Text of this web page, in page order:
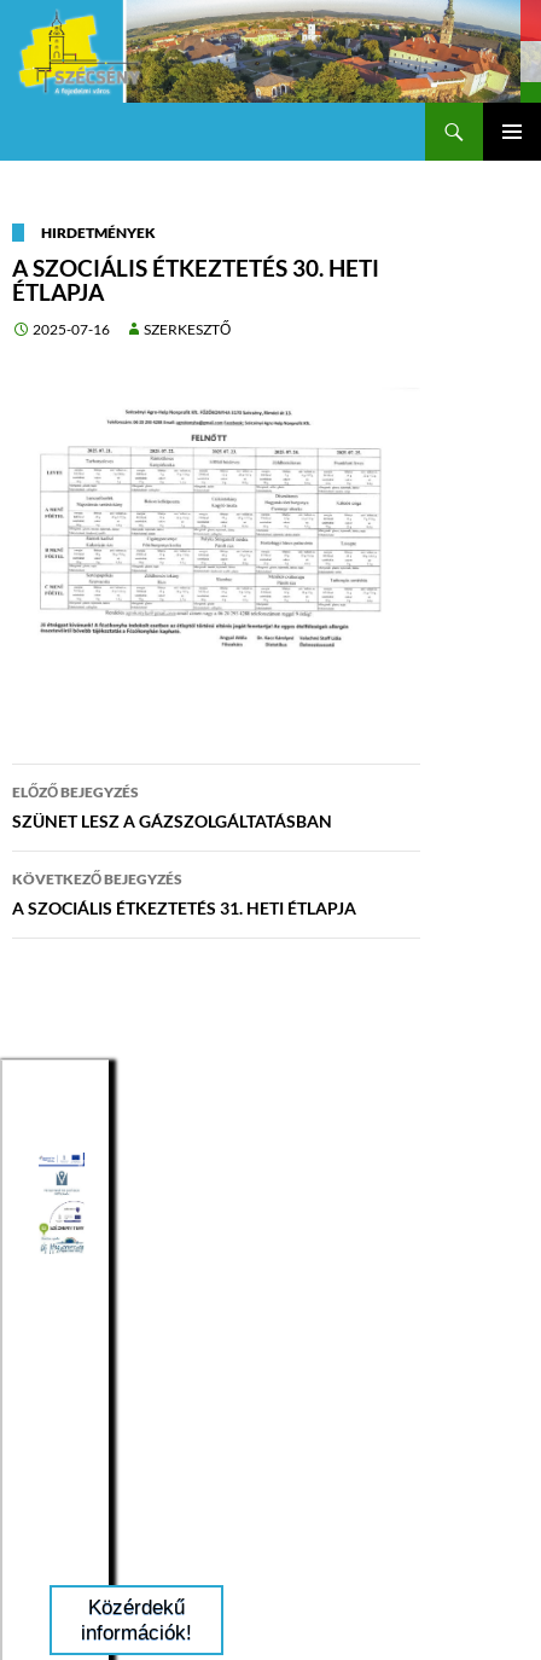
HIRDETMÉNYEK
A SZOCIÁLIS ÉTKEZTETÉS 30. HETI
ÉTLAPJA
2025-07-16 SZERKESZTŐ
Bejegyzés
navigáció
ELŐZŐ BEJEGYZÉS
SZÜNET LESZ A GÁZSZOLGÁLTATÁSBAN
KÖVETKEZŐ BEJEGYZÉS
A SZOCIÁLIS ÉTKEZTETÉS 31. HETI ÉTLAPJA
Közérdekű
információk!